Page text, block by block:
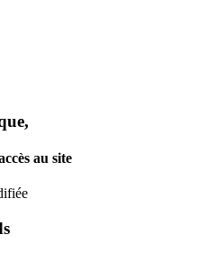
au site